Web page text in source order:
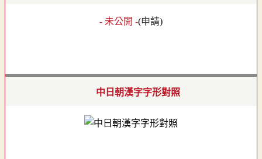
- 未公開 -(申請)
中日朝漢字字形對照